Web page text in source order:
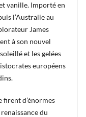
vanille. Importé en
l’Australie au
James
à son nouvel
et les gelées
européens
firent d’énormes
du